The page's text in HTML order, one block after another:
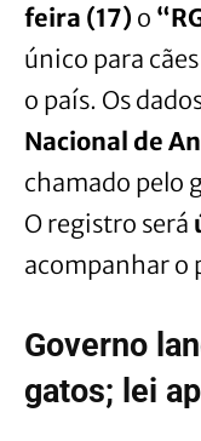
feira (17) o
único para
o país. Os
Nacional de
chamado pelo
O registro será
acompanhar o
Governo
gatos; lei